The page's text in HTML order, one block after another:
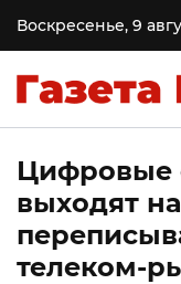
Воскресенье, 9
Цифровые
выходят
телеком-